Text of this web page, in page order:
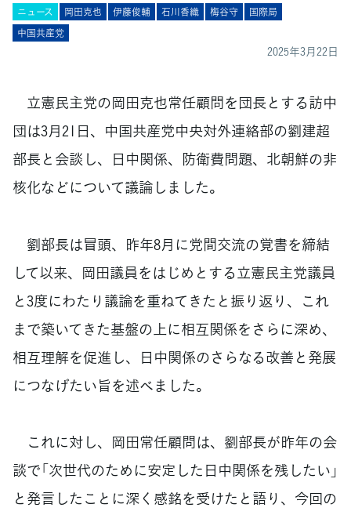
ニュース 岡田克也 伊藤俊輔 石川香織 梅谷守
国際局
中国共産党
2025年3月22日
立憲民主党の岡田克也常任顧問を団長とする訪中
団は3月21日、中国共産党中央対外連絡部の劉建超
部長と会談し、日中関係、防衛費問題、北朝鮮の非
核化などについて議論しました。
劉部長は冒頭、昨年8月に党間交流の覚書を締結
して以来、岡田議員をはじめとする立憲民主党議員
と3度にわたり議論を重ねてきたと振り返り、これ
まで築いてきた基盤の上に相互関係をさらに深め、
相互理解を促進し、日中関係のさらなる改善と発展
につなげたい旨を述べました。
これに対し、岡田常任顧問は、劉部長が昨年の会
談で「次世代のために安定した日中関係を残したい」
と発言したことに深く感銘を受けたと語り、今回の